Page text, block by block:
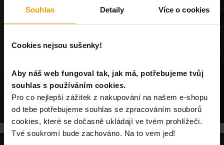
Souhlas Detaily Více o cookies
Cookies nejsou sušenky!
Aby náš web fungoval tak, jak má, potřebujeme tvůj
souhlas s používáním cookies.
Pro co nejlepší zážitek z nakupování na našem e-shopu
od tebe potřebujeme souhlas se zpracováním souborů
cookies, které se dočasně ukládají ve tvém prohlížeči.
Tvé soukromí bude zachováno. Na to vem jed!
POKRAČUJ NA ÚVODNÍ STRÁNKU